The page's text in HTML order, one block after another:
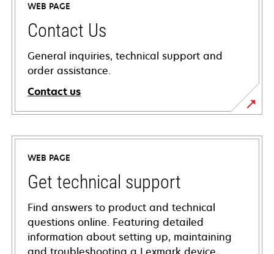
WEB PAGE
Contact Us
General inquiries, technical support and
order assistance.
Contact us
WEB PAGE
Get technical support
Find answers to product and technical
questions online. Featuring detailed
information about setting up, maintaining